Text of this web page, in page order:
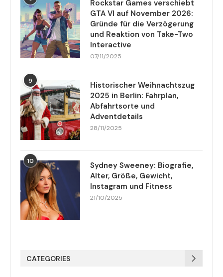
Rockstar Games verschiebt
GTA VI auf November 2026:
Gründe für die Verzögerung
und Reaktion von Take-Two
Interactive
07/11/2025
9
Historischer Weihnachtszug
2025 in Berlin: Fahrplan,
Abfahrtsorte und
Adventdetails
28/11/2025
10
Sydney Sweeney: Biografie,
Alter, Größe, Gewicht,
Instagram und Fitness
21/10/2025
CATEGORIES